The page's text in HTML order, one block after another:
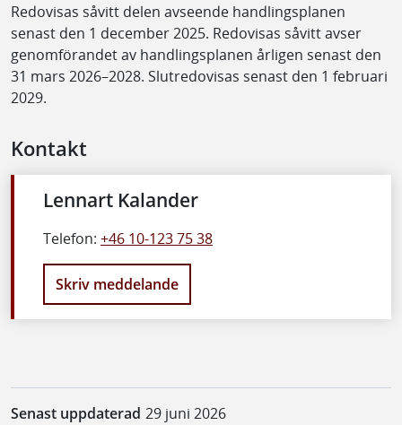
Redovisas såvitt delen avseende handlingsplanen
senast den 1 december 2025. Redovisas såvitt avser
genomförandet av handlingsplanen årligen senast den
31 mars 2026–2028. Slutredovisas senast den 1 februari
2029.
Kontakt
Lennart Kalander
Telefon: +46 10-123 75 38
Skriv meddelande
Senast uppdaterad 29 juni 2026